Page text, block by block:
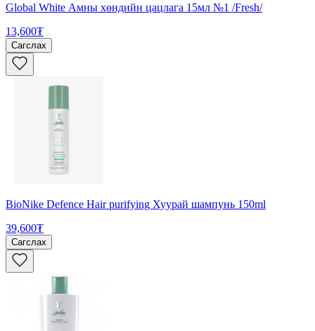
Global White Амны хөндийн цацлага 15мл №1 /Fresh/
13,600₮
Сагслах
BioNike Defence Hair purifying Хуурай шампунь 150ml
39,600₮
Сагслах